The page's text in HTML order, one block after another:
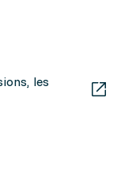
les